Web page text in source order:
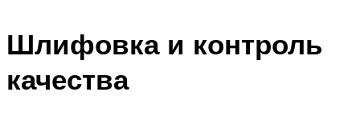
Шлифовка и контроль
качества